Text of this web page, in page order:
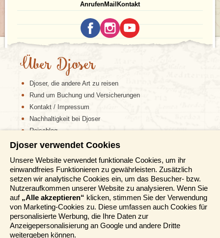
Zurück in Antananarivo bleibt Zeit für einen letzten
Bummel durch die Altstadt mit ihren Backsteinhäuschen
und historischen Bauwerken. Besonders lohnend ist ein
Besuch derRuinen des Königspalastes Rova, der
anglikanischen Kirche, der katholischen Kathedrale oder
des Museums mit den Überresten königlicher Schätze.
Ein weiterer Tipp: Im Botanischen und Zoologischen
Garten vonTsimbazazakönnen seltene Aye-Aye-
Lemuren und madagassische Schildkröten bestaunt
werden. Nach dieser unvergesslichen Rundreise in
Madagaskar der vergangenen drei Wochen heißt es
schließlich: Veloma und au revoir, Madagaskar – bis
zum nächsten Mal!
Was die Djoser-Gruppenreisen besonders machen,
erzählen wir dirhier.
AnrufenMail Kontakt
Über Djoser
Djoser, die andere Art zu reisen
Rund um Buchung und Versicherungen
Kontakt / Impressum
Nachhaltigkeit bei Djoser
Reiseblog
Informationen
Reisemessen
Häufig gestellte Fragen
AGB
Formblatt
Datenschutz
Informationstage
Djoser verwendet Cookies
Unsere Website verwendet funktionale Cookies, um ihr
einwandfreies Funktionieren zu gewährleisten. Zusätzlich
setzen wir analytische Cookies ein, um das Besucher- bzw.
Nutzeraufkommen unserer Website zu analysieren. Wenn Sie
auf „Alle akzeptieren“ klicken, stimmen Sie der Verwendung
von Marketing-Cookies zu. Diese umfassen auch Cookies für
personalisierte Werbung, die Ihre Daten zur
Anzeigepersonalisierung an Google und andere Dritte
weitergeben können.